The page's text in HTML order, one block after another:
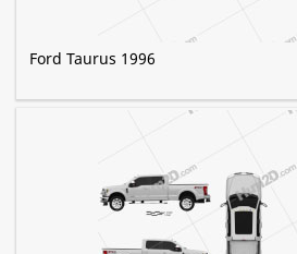
Ford Taurus 1996